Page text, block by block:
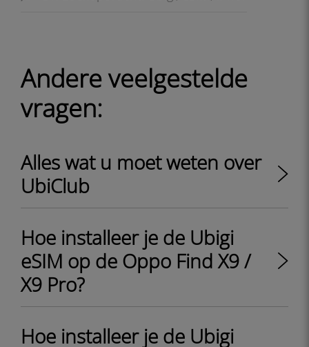
Andere veelgestelde
vragen:
Alles wat u moet weten over
UbiClub
Hoe installeer je de Ubigi
eSIM op de Oppo Find X9 /
X9 Pro?
Hoe installeer je de Ubigi